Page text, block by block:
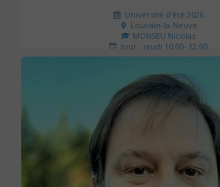
Université d'été 2026
Louvain-la-Neuve
MONSEU Nicolas
Jour : jeudi 10:00- 12:00
Nombre de séances : 1